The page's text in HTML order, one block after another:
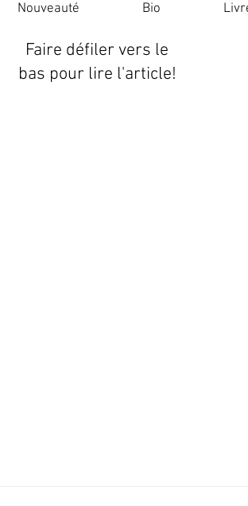
Nouveauté Bio
Faire défiler vers le
bas pour lire l'article!